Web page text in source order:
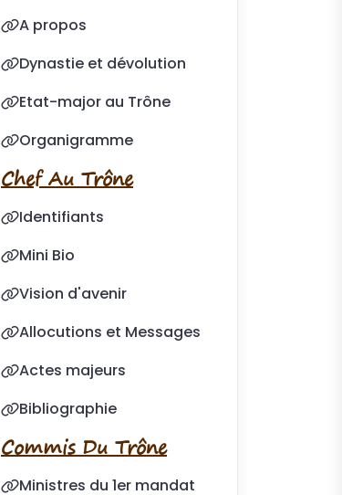
A propos
Dynastie et dévolution
Etat-major au Trône
Organigramme
Chef Au Trône
Identifiants
Mini Bio
Vision d'avenir
Allocutions et Messages
Actes majeurs
Bibliographie
Commis Du Trône
Ministres du 1er mandat